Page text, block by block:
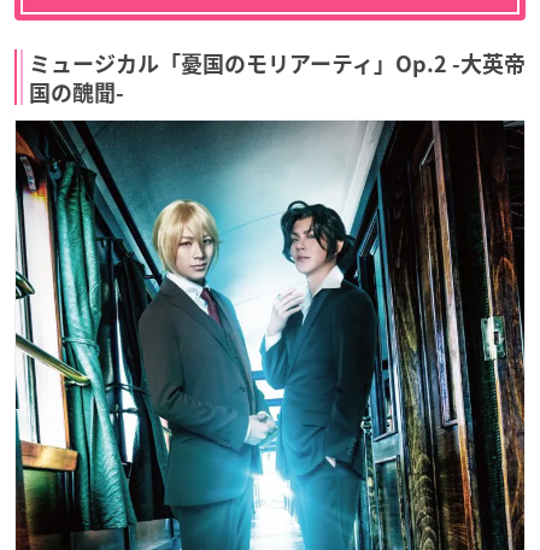
ミュージカル「憂国のモリアーティ」Op.2 -大英帝
国の醜聞-